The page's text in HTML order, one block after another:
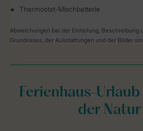
Thermostat-Mischbatterie
Abweichungen bei der Einteilung, Beschreibung
Grundrisses, der Ausstattungen und der Bilder
Ferienhaus-
der Natur